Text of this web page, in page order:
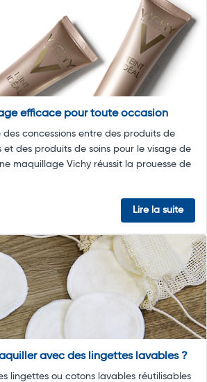
efficace pour toute occasion
des concessions entre des produits de
des produits de soins pour le visage de
maquillage Vichy réussit la prouesse de
Lire la suite
avec des lingettes lavables ?
lingettes ou cotons lavables réutilisables